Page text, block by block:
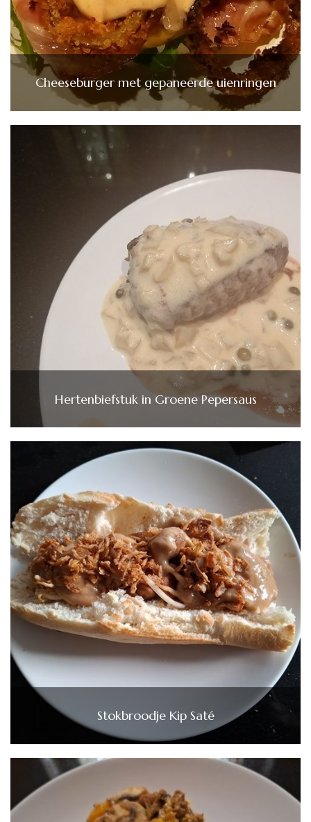
Cheeseburger met gepaneerde uienringen
Hertenbiefstuk in Groene Pepersaus
Stokbroodje Kip Saté